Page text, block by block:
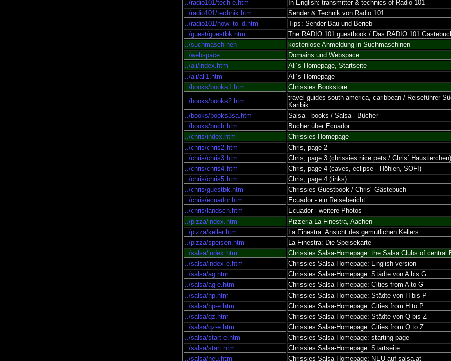
../radio101/tech-e.htm
In English: transmitter & technics of Radio 101
../radio101/technik.htm
Sender & Technik von Radio 101
../radio101/how_to_d.htm
Tips: Sender Bau und Berieb
../guest/guestbk.htm
The RADIO 101 guestbook / Das RADIO 101
../suchmaschinen
kostenlose Anmeldung in Suchmaschinen
../webspace
Domains und Webspace
../ali/index.htm
Ali´s Homepage, Startseite
../ali/ali1.htm
Ali´s Homepage
../books/books1.htm
Chrissies Bookstore
../books/books2.htm
travel guides south america, caribbean / Reiseführer
Karibik
../books/books3sa.htm
Salsa - books / Salsa - Bücher
../books/buch.htm
Bücher über Ecuador
../chris/index.htm
Chrissies Homepage
../chris/chris2.htm
Chris, page 2
../chris/chris3.htm
Chris, page 3 (chrissies nice pets / Chris´ Haustierchen)
../chris/chris4.htm
Chris, page 4 (caves, eclipse - Höhlen, SOFI)
../chris/chris5.htm
Chris, page 4 (links)
../chris/guestbk.htm
Chrissies Guestbook / Chris´ Gästebuch
../chris/ecuador.htm
Ecuador - ein Reisebericht
../chris/landsch.htm
Ecuador - weitere Photos
../pizza/index.htm
Pizzeria La Finestra, Aachen
../pizza/keller.htm
La Finestra: Ansicht des gemütlichen Kellers
../pizza/speisen.htm
La Finestra: Die Speisekarte
../salsa/index.htm
Chrissies Salsa-Homepage: the Salsa Clubs of central
../salsa/index-e.htm
Chrissies Salsa-Homepage: English version
../salsa/ag.htm
Chrissies Salsa-Homepage: Städte von A bis G
../salsa/ag-e.htm
Chrissies Salsa-Homepage: Cities from A to G
../salsa/hp.htm
Chrissies Salsa-Homepage: Städte von H bis P
../salsa/hp-e.htm
Chrissies Salsa-Homepage: Cities from H to P
../salsa/qz.htm
Chrissies Salsa-Homepage: Städte von Q bis Z
../salsa/qz-e.htm
Chrissies Salsa-Homepage: Cities from Q to Z
../salsa/start-e.htm
Chrissies Salsa-Homepage: starting page
../salsa/start.htm
Chrissies Salsa-Homepage: Startseite
../salsa/neu.htm
Chrissies Salsa-Homepage: NEU auf salsa.at